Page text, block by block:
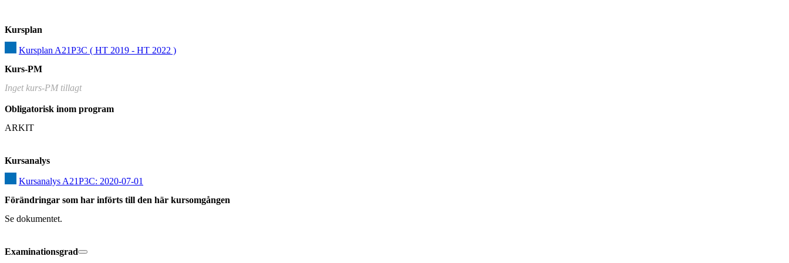
Kursplan
Kursplan A21P3C ( HT 2019 - HT 2022 )
Kurs-PM
Inget kurs-PM tillagt
Obligatorisk inom program
ARKIT
Kursanalys
Kursanalys A21P3C: 2020-07-01
Förändringar som har införts till den här kursomgången
Se dokumentet.
Examinationsgrad